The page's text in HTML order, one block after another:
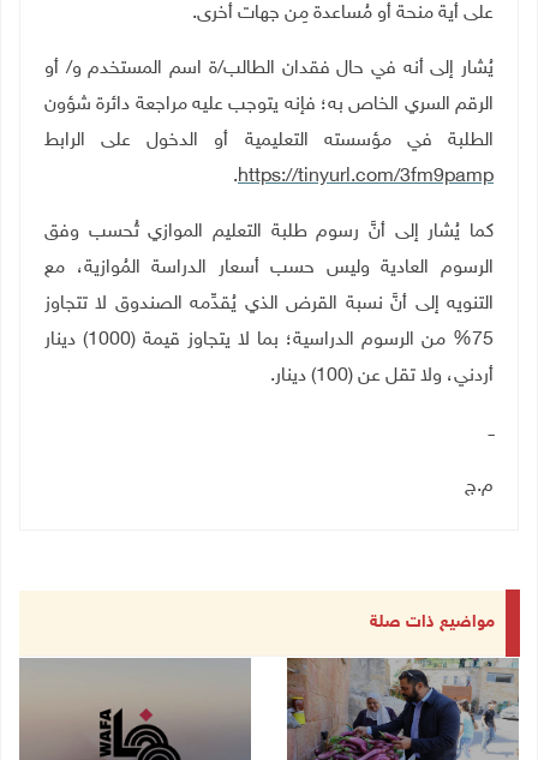
على أية منحة أو مُساعدة مِن جهات أخرى.
يُشار إلى أنه في حال فقدان الطالب/ة اسم المستخدم و/ أو
الرقم السري الخاص به؛ فإنه يتوجب عليه مراجعة دائرة شؤون
الطلبة في مؤسسته التعليمية أو الدخول على الرابط
https://tinyurl.com/3fm9pamp
.
كما يُشار إلى أنَّ رسوم طلبة التعليم الموازي تُحسب وفق
الرسوم العادية وليس حسب أسعار الدراسة المُوازية، مع
التنويه إلى أنَّ نسبة القرض الذي يُقدِّمه الصندوق لا تتجاوز
75% من الرسوم الدراسية؛ بما لا يتجاوز قيمة (1000) دينار
أردني، ولا تقل عن (100) دينار.
ــ
م.ج
مواضيع ذات صلة